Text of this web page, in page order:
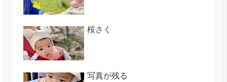
桜さく
写真が残る